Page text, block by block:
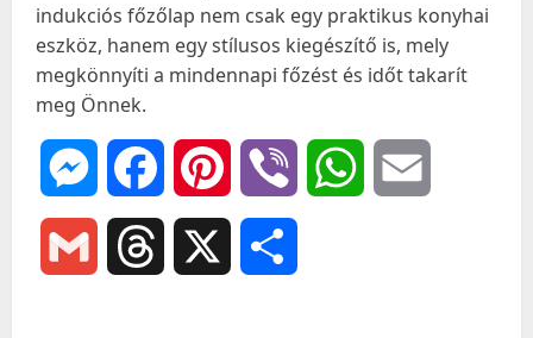
indukciós főzőlap nem csak egy praktikus konyhai
eszköz, hanem egy stílusos kiegészítő is, mely
megkönnyíti a mindennapi főzést és időt takarít
meg Önnek.
MessengerFacebookPinterest Viber WhatsApp
Gmail Threads